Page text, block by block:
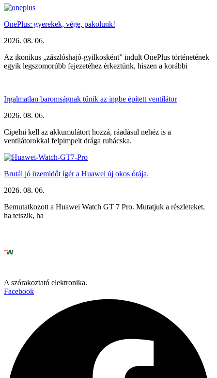
OnePlus: gyerekek, vége, pakolunk!
2026. 08. 06.
Az ikonikus „zászlóshajó-gyilkosként” indult OnePlus történetének
egyik legszomorúbb fejezetéhez érkeztünk, hiszen a korábbi
Irgalmatlan baromságnak tűnik az ingbe épített ventilátor
2026. 08. 06.
Cipelni kell az akkumulátort hozzá, ráadásul nehéz is a
ventilátorokkal felpimpelt drága ruhácska.
Brutál jó üzemidőt ígér a Huawei új okos órája.
2026. 08. 06.
Bemutatkozott a Huawei Watch GT 7 Pro. Mutatjuk a részleteket,
ha tetszik, ha
A szórakoztató elektronika.
Facebook